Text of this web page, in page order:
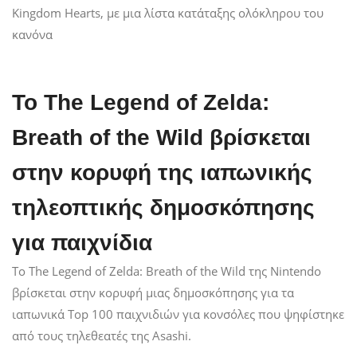
Kingdom Hearts, με μια λίστα κατάταξης ολόκληρου του
κανόνα
Το The Legend of Zelda:
Breath of the Wild βρίσκεται
στην κορυφή της ιαπωνικής
τηλεοπτικής δημοσκόπησης
για παιχνίδια
Το The Legend of Zelda: Breath of the Wild της Nintendo
βρίσκεται στην κορυφή μιας δημοσκόπησης για τα
ιαπωνικά Top 100 παιχνιδιών για κονσόλες που ψηφίστηκε
από τους τηλεθεατές της Asashi.